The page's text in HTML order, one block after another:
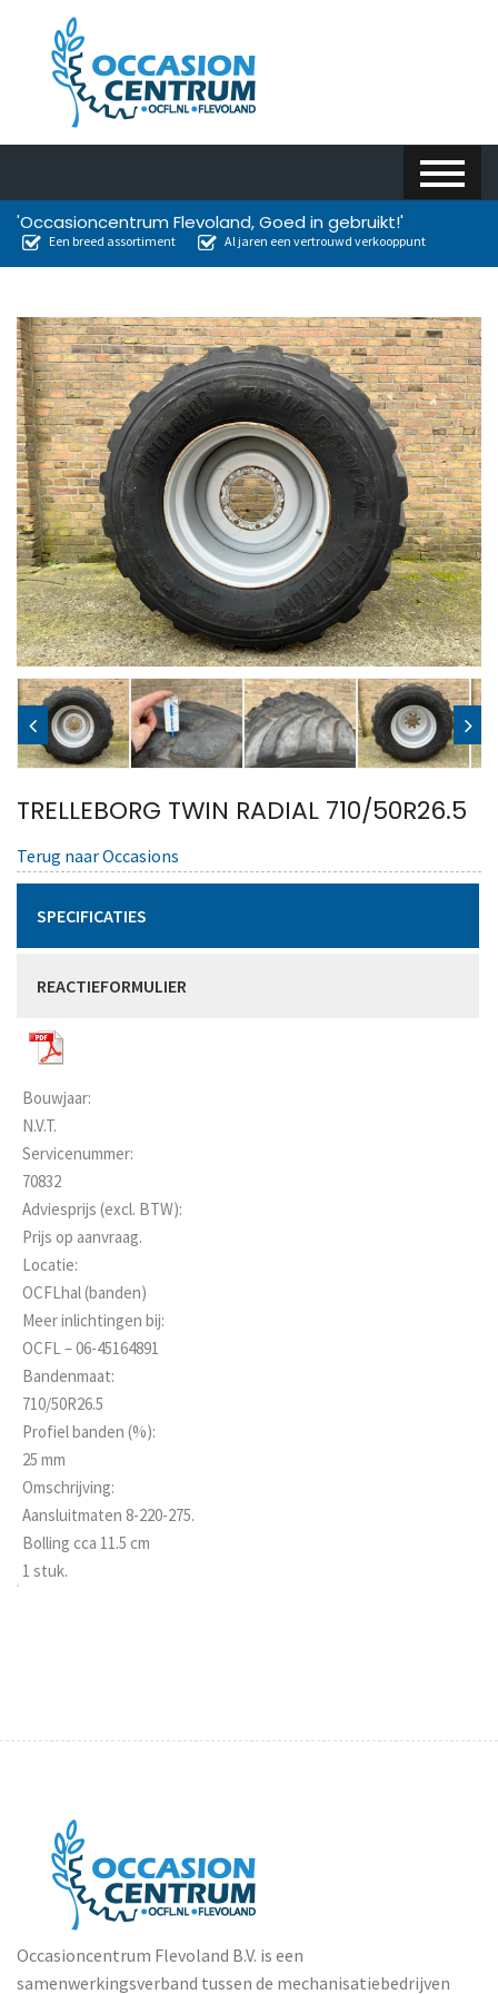
'Occasioncentrum Flevoland, Goed in gebruikt!'
Een breed assortiment Al jaren een vertrouwd verkooppunt
TRELLEBORG TWIN RADIAL 710/50R26.5
Terug naar Occasions
SPECIFICATIES
REACTIEFORMULIER
Bouwjaar:
N.V.T.
Servicenummer:
70832
Adviesprijs (excl. BTW):
Prijs op aanvraag.
Locatie:
OCFLhal (banden)
Meer inlichtingen bij:
OCFL – 06-45164891
Bandenmaat:
710/50R26.5
Profiel banden (%):
25 mm
Omschrijving:
Aansluitmaten 8-220-275.
Bolling cca 11.5 cm
1 stuk.
Occasioncentrum Flevoland B.V. is een
samenwerkingsverband tussen de mechanisatiebedrijven